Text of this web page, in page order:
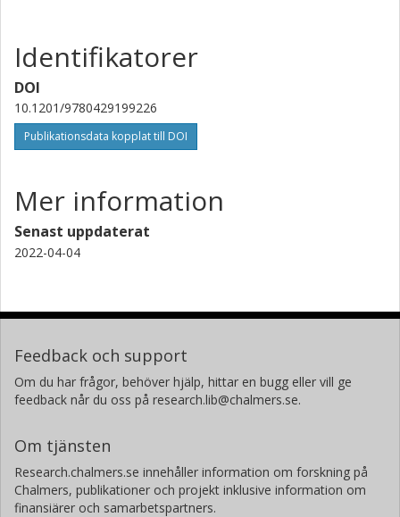
Identifikatorer
DOI
10.1201/9780429199226
Publikationsdata kopplat till DOI
Mer information
Senast uppdaterat
2022-04-04
Feedback och support
Om du har frågor, behöver hjälp, hittar en bugg eller vill ge
feedback når du oss på research.lib@chalmers.se.
Om tjänsten
Research.chalmers.se innehåller information om forskning på
Chalmers, publikationer och projekt inklusive information om
finansiärer och samarbetspartners.